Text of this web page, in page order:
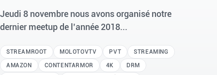
Jeudi 8 novembre nous avons organisé notre
dernier meetup de l’année 2018...
STREAMROOT MOLOTOVTV PVT
STREAMING
AMAZON
CONTENTARMOR 4K
DRM